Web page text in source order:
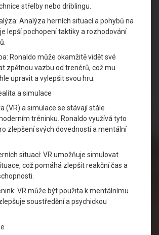
střelby nebo driblingu.
Analýza herních situací a pohybů na
lepší pochopení taktiky a rozhodování
Ronaldo může okamžitě vidět své
zpětnou vazbu od trenérů, což mu
upravit a vylepšit svou hru.
a simulace
(VR) a simulace se stávají stále
tréninku. Ronaldo využívá tyto
zlepšení svých dovedností a mentální
situací: VR umožňuje simulovat
což pomáhá zlepšit reakční čas a
VR může být použita k mentálnímu
soustředění a psychickou